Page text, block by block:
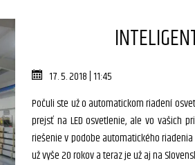
17. 5. 2018 | 11:45
Počuli ste už o automatickom riadení
prejsť na LED osvetlenie, ale vo vašich
riešenie v podobe automatického
už vyše 20 rokov a teraz je už aj na